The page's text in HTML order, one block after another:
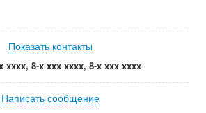
Показать контакты
xxxx, 8-x xxx xxxx, 8-x xxx xxxx
Написать сообщение